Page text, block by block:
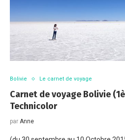
Bolivie Le carnet de voyage
Carnet de voyage Bolivie
Technicolor
par Anne